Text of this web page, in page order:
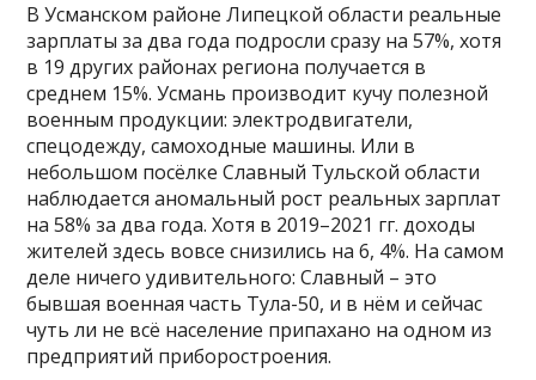
В Усманском районе Липецкой области реальные
зарплаты за два года подросли сразу на 57%, хотя
в 19 других районах региона получается в
среднем 15%. Усмань производит кучу полезной
военным продукции: электродвигатели,
спецодежду, самоходные машины. Или в
небольшом посёлке Славный Тульской области
наблюдается аномальный рост реальных зарплат
на 58% за два года. Хотя в 2019–2021 гг. доходы
жителей здесь вовсе снизились на 6, 4%. На самом
деле ничего удивительного: Славный – это
бывшая военная часть Тула-50, и в нём и сейчас
чуть ли не всё население припахано на одном из
предприятий приборостроения.